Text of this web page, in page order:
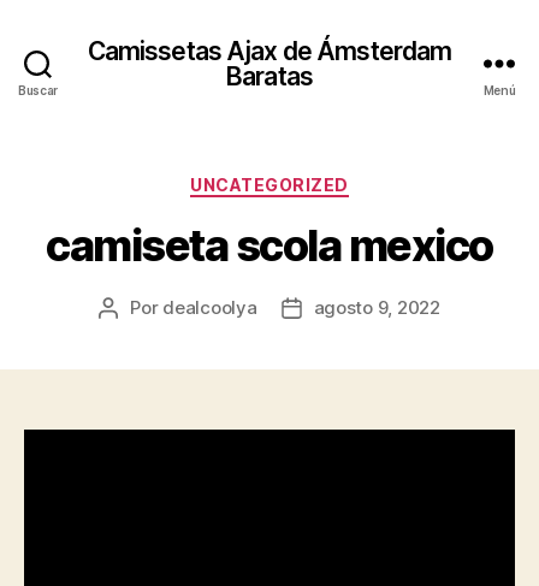
Buscar
Camissetas Ajax de Ámsterdam
Baratas
Menú
Categorías
UNCATEGORIZED
camiseta scola mexico
Autor
Por dealcoolya
Fechaagosto 9, 2022